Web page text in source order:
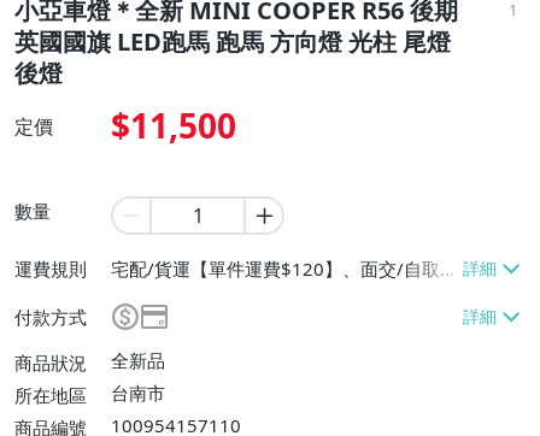
小亞車燈＊全新 MINI COOPER R56 後期
英國國旗 LED跑馬 跑馬 方向燈 光柱 尾燈
後燈
1
定價 $11,500
數量
運費規則
宅配/貨運【單件運費$120】、面交/自取/
付款方式
商品狀況
全新品
所在地區
台南市
商品編號
100954157110